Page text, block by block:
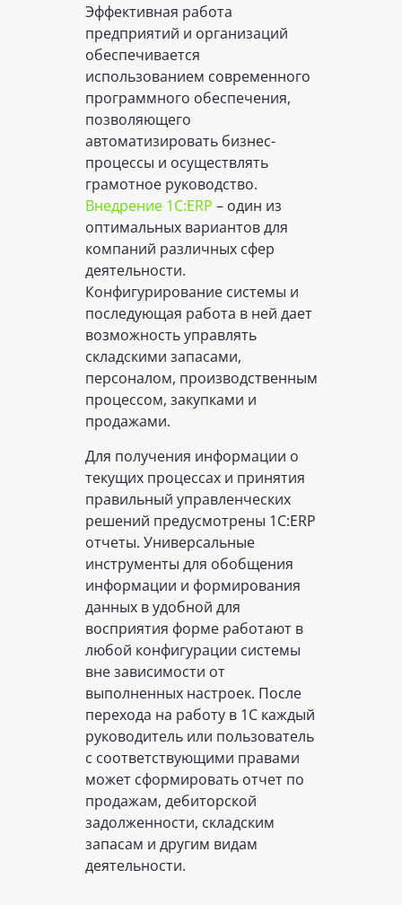
Эффективная работа
предприятий и организаций
обеспечивается
использованием современного
программного обеспечения,
позволяющего
автоматизировать бизнес-
процессы и осуществлять
грамотное руководство.
Внедрение 1С:ERP – один из
оптимальных вариантов для
компаний различных сфер
деятельности.
Конфигурирование системы и
последующая работа в ней дает
возможность управлять
складскими запасами,
персоналом, производственным
процессом, закупками и
продажами.
Для получения информации о
текущих процессах и принятия
правильный управленческих
решений предусмотрены 1С:ERP
отчеты. Универсальные
инструменты для обобщения
информации и формирования
данных в удобной для
восприятия форме работают в
любой конфигурации системы
вне зависимости от
выполненных настроек. После
перехода на работу в 1С каждый
руководитель или пользователь
с соответствующими правами
может сформировать отчет по
продажам, дебиторской
задолженности, складским
запасам и другим видам
деятельности.